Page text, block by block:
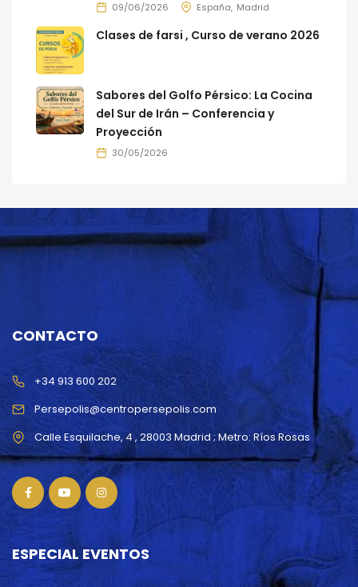
09/06/2026 España Madrid
Clases de farsi , Curso de verano 2026
Sabores del Golfo Pérsico: La Cocina
del Sur de Irán – Conferencia y
Proyección
30/05/2026
CONTACTO
Persepolis@centropersepolis.com
+34 913 600 202
ESPECIAL EVENTOS